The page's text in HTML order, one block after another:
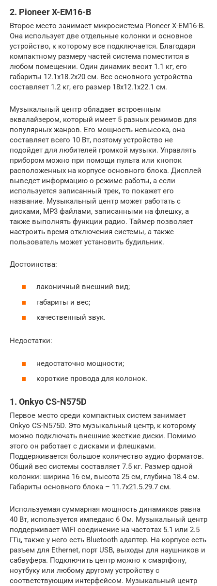
2. Pioneer X-EM16-B
Второе место занимает микросистема Pioneer X-EM16-B.
Она использует две отдельные колонки и основное
устройство, к которому все подключается. Благодаря
компактному размеру частей система поместится в
любом помещении. Один динамик весит 1.1 кг, его
габариты 12.1х18.2х20 см. Вес основного устройства
составляет 1.2 кг, его размер 18х12.1х22.1 см.
Музыкальный центр обладает встроенным
эквалайзером, который имеет 5 разных режимов для
популярных жанров. Его мощность невысока, она
составляет всего 10 Вт, поэтому устройство не
подойдет для любителей громкой музыки. Управлять
прибором можно при помощи пульта или кнопок
расположенных на корпусе основного блока. Дисплей
выведет информацию о режиме работы, а если
используется записанный трек, то покажет его
название. Музыкальный центр может работать с
дисками, MP3 файлами, записанными на флешку, а
также выполнять функции радио. Таймер позволяет
настроить время отключения системы, а также
пользователь может установить будильник.
Достоинства:
лаконичный внешний вид;
габариты и вес;
качественный звук.
Недостатки:
недостаточно мощности;
короткие провода для колонок.
1. Onkyo CS-N575D
Первое место среди компактных систем занимает
Onkyo CS-N575D. Это музыкальный центр, к которому
можно подключать внешние жесткие диски. Помимо
этого он работает с дисками и флешками.
Поддерживается большое количество аудио форматов.
Общий вес системы составляет 7.5 кг. Размер одной
колонки: ширина 16 см, высота 25 см, глубина 18.4 см.
Габариты основного блока – 11.7х21.5.29.7 см.
Используемая суммарная мощность динамиков равна
40 Вт, используется импеданс 6 Ом. Музыкальный центр
поддерживает WiFi соединение на частотах 5.1 или 2.5
ГГц, также у него есть Bluetooth адаптер. На корпусе есть
разъем для Ethernet, порт USB, выходы для наушников и
сабвуфера. Подключить центр можно к смартфону,
ноутбуку или любому другому устройству с
соответствующим интерфейсом. Музыкальный центр